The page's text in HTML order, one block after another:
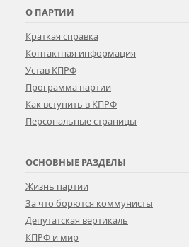
О ПАРТИИ
Краткая справка
Контактная информация
Устав КПРФ
Программа партии
Как вступить в КПРФ
Персональные страницы
ОСНОВНЫЕ РАЗДЕЛЫ
Жизнь партии
За что борются коммунисты
Депутатская вертикаль
КПРФ и мир